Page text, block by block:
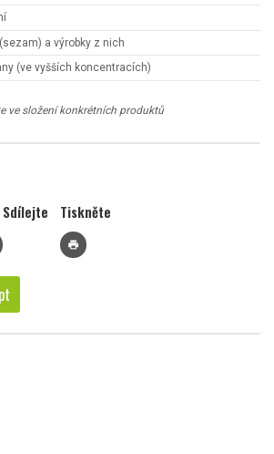
a výrobky z nich
(ve vyšších koncentracích)
ve složení konkrétních produktů
Tiskněte
print